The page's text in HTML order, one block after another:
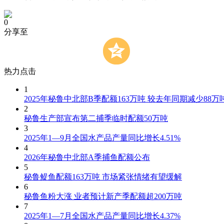
0
分享至
热力点击
1
2025年秘鲁中北部B季配额163万吨 较去年同期减少88万
2
秘鲁生产部宣布第二捕季临时配额50万吨
3
2025年1—9月全国水产品产量同比增长4.51%
4
2026年秘鲁中北部A季捕鱼配额公布
5
秘鲁鳀鱼配额163万吨 市场紧张情绪有望缓解
6
秘鲁鱼粉大涨 业者预计新产季配额超200万吨
7
2025年1—7月全国水产品产量同比增长4.37%